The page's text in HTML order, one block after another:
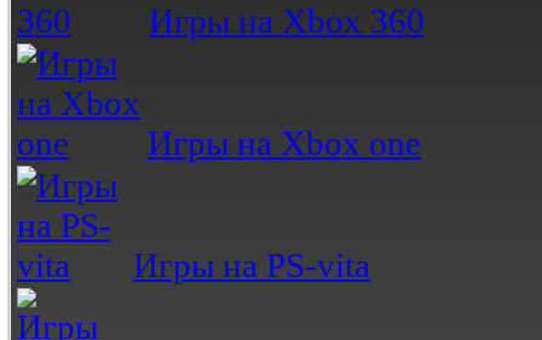
Игры на Xbox 360
Игры на Xbox one
Игры на PS-vita